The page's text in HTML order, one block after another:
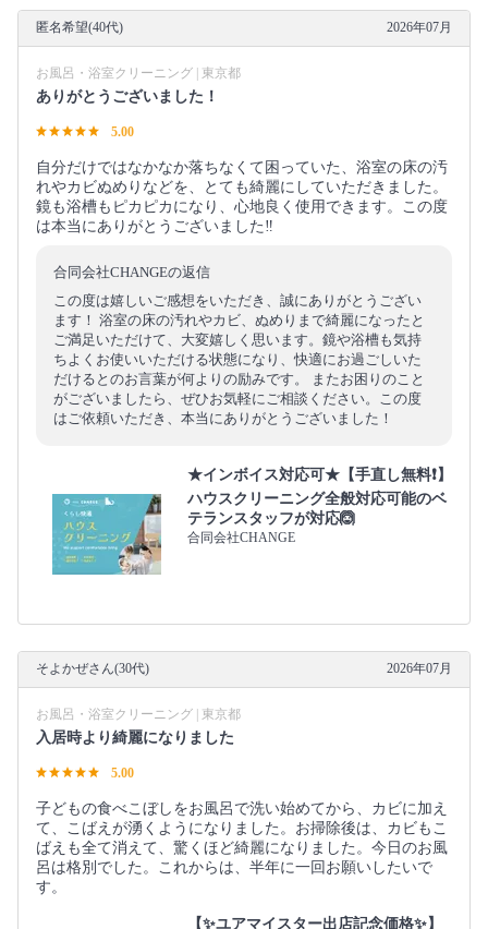
匿名希望(40代) 2026年07月
お風呂・浴室クリーニング | 東京都
ありがとうございました！
5.00
自分だけではなかなか落ちなくて困っていた、浴室の床の汚
れやカビぬめりなどを、とても綺麗にしていただきました。
鏡も浴槽もピカピカになり、心地良く使用できます。この度
は本当にありがとうございました‼︎
合同会社CHANGEの返信
この度は嬉しいご感想をいただき、誠にありがとうござい
ます！ 浴室の床の汚れやカビ、ぬめりまで綺麗になったと
ご満足いただけて、大変嬉しく思います。鏡や浴槽も気持
ちよくお使いいただける状態になり、快適にお過ごしいた
だけるとのお言葉が何よりの励みです。 またお困りのこと
がございましたら、ぜひお気軽にご相談ください。この度
はご依頼いただき、本当にありがとうございました！
★インボイス対応可★【手直し無料❗️】
ハウスクリーニング全般対応可能のベ
テランスタッフが対応🙆
合同会社CHANGE
そよかぜさん(30代) 2026年07月
お風呂・浴室クリーニング | 東京都
入居時より綺麗になりました
5.00
子どもの食べこぼしをお風呂で洗い始めてから、カビに加え
て、こばえが湧くようになりました。お掃除後は、カビもこ
ばえも全て消えて、驚くほど綺麗になりました。今日のお風
呂は格別でした。これからは、半年に一回お願いしたいで
す。
【✨ユアマイスター出店記念価格✨】